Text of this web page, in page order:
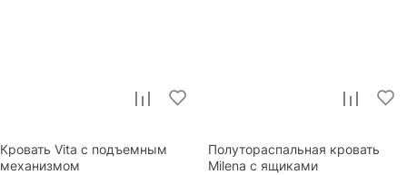
Кровать Vita с подъемным
механизмом
Полутораспальная кровать
Milena с ящиками